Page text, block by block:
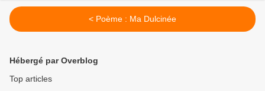
< Poème : Ma Dulcinée
Hébergé par Overblog
Top articles